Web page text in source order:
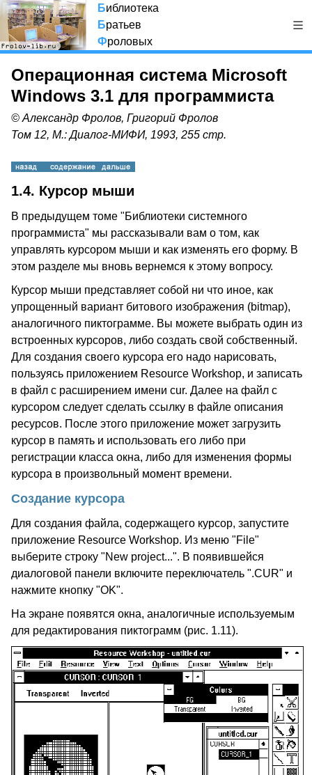
Библиотека
Братьев
Фроловых
Операционная система Microsoft
Windows 3.1 для программиста
© Александр Фролов, Григорий Фролов
Том 12, М.: Диалог-МИФИ, 1993, 255 стр.
1.4. Курсор мыши
В предыдущем томе "Библиотеки системного
программиста" мы рассказывали вам о том, как
управлять курсором мыши и как изменять его форму. В
этом разделе мы вновь вернемся к этому вопросу.
Курсор мыши представляет собой ни что иное, как
упрощенный вариант битового изображения (bitmap),
аналогичного пиктограмме. Вы можете выбрать один из
встроенных курсоров, либо создать свой собственный.
Для создания своего курсора его надо нарисовать,
пользуясь приложением Resource Workshop, и записать
в файл с расширением имени cur. Далее на файл с
курсором следует сделать ссылку в файле описания
ресурсов. После этого приложение может загрузить
курсор в память и использовать его либо при
регистрации класса окна, либо для изменения формы
курсора в произвольный момент времени.
Создание курсора
Для создания файла, содержащего курсор, запустите
приложение Resource Workshop. Из меню "File"
выберите строку "New project...". В появившейся
диалоговой панели включите переключатель ".CUR" и
нажмите кнопку "OK".
На экране появятся окна, аналогичные используемым
для редактирования пиктограмм (рис. 1.11).